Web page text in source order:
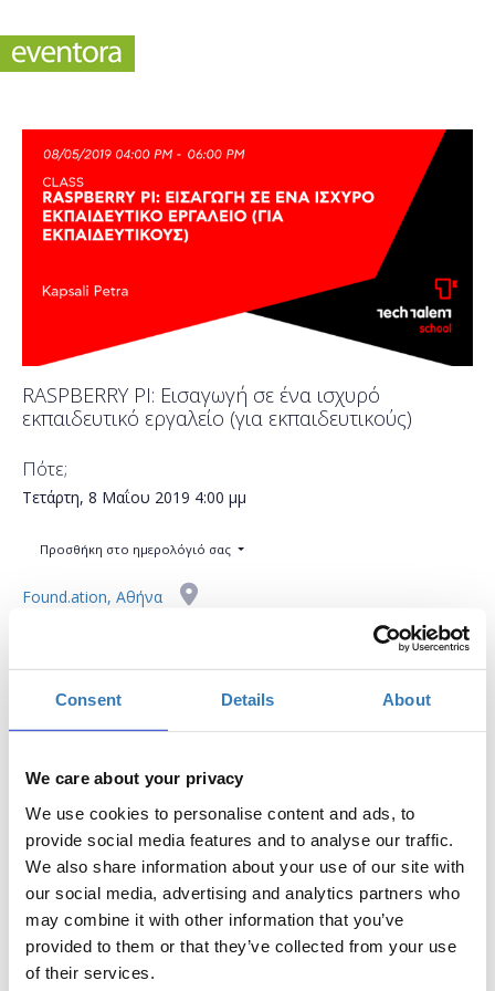
Consent Details About
We care about your privacy
We use cookies to personalise content and ads, to
provide social media features and to analyse our traffic.
We also share information about your use of our site with
our social media, advertising and analytics partners who
may combine it with other information that you’ve
provided to them or that they’ve collected from your use
of their services.
RASPBERRY PI: Εισαγωγή σε ένα ισχυρό
εκπαιδευτικό εργαλείο (για εκπαιδευτικούς)
Πότε;
Τετάρτη, 8 Μαΐου 2019 4:00 μμ
Προσθήκη στο ημερολόγιό σας
Found.ation, Αθήνα
Συμμετοχή Η περίοδος εγγραφών έχει λήξει.
Στόχος αυτού του σεμιναρίου είναι να ωθήσει
εκπαιδευτικούς σε νέες διαδραστικές και δυναμικές
μεθοδολογίες μάθησης όπως είναι το Raspberry Pi.
ΒΑΣΙΚΑ ΣΗΜΕΙΑ: